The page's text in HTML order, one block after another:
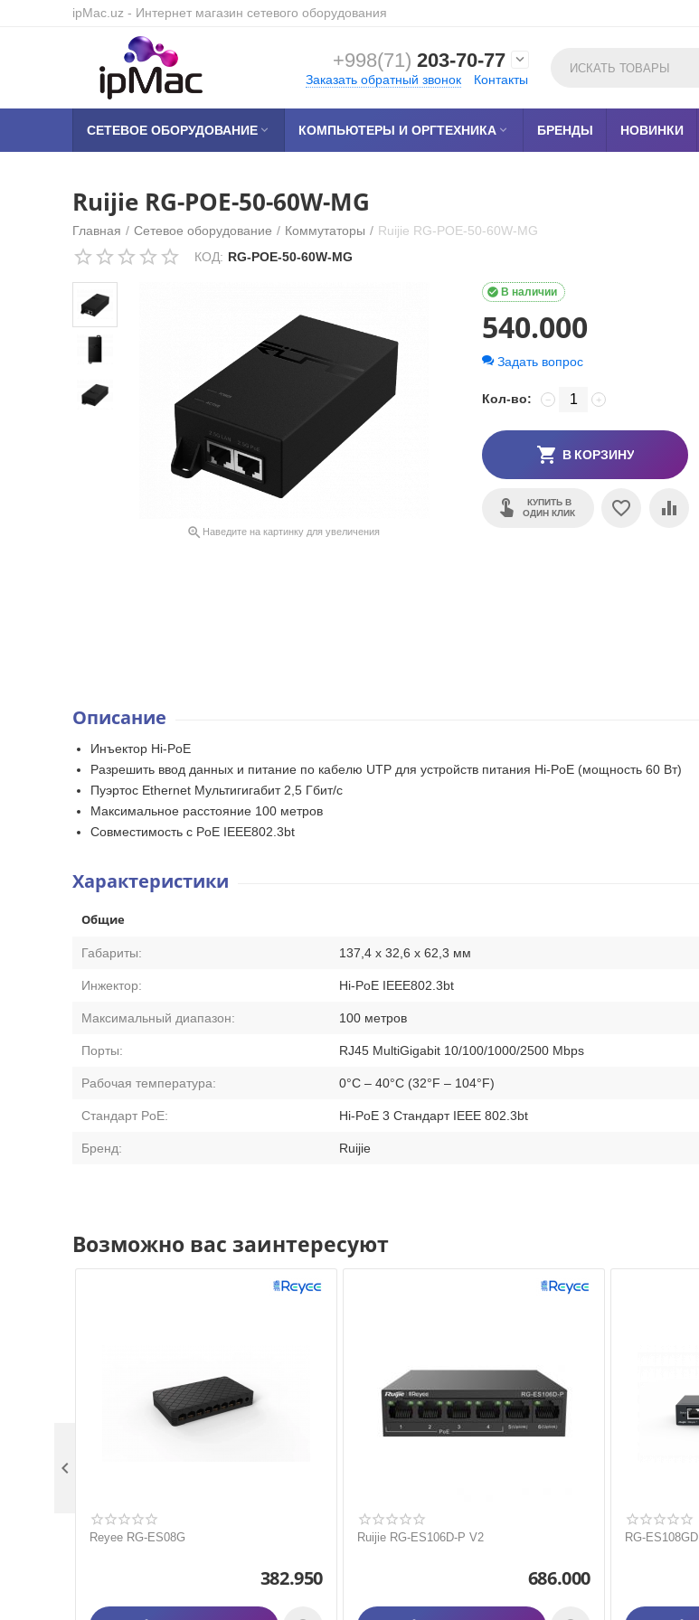
ipMac.uz - Интернет магазин сетевого оборудования
+998(71) 203-70-77 
Заказать обратный звонок Контакты
СЕТЕВОЕ ОБОРУДОВАНИЕ  КОМПЬЮТЕРЫ И ОРГТЕХНИКА  БРЕНДЫ НОВИНКИ
Ruijie RG-POE-50-60W-MG
Главная / Сетевое оборудование / Коммутаторы / Ruijie RG-POE-50-60W-MG
КОД: RG-POE-50-60W-MG
 Наведите на картинку для увеличения
В наличии

540.000
Задать вопрос
Кол-во: +
−
В КОРЗИНУ
КУПИТЬ В
ОДИН КЛИК
Описание
Инъектор Hi-PoE
Разрешить ввод данных и питание по кабелю UTP для устройств питания Hi-PoE (мощность 60 Вт)
Пуэртос Ethernet Мультигигабит 2,5 Гбит/с
Максимальное расстояние 100 метров
Совместимость с PoE IEEE802.3bt
Характеристики
Общие
Габариты: 137,4 х 32,6 х 62,3 мм
Инжектор: Hi-PoE IEEE802.3bt
Максимальный диапазон: 100 метров
Порты: RJ45 MultiGigabit 10/100/1000/2500 Mbps
Рабочая температура: 0°C – 40°C (32°F – 104°F)
Стандарт PoE: Hi-PoE 3 Стандарт IEEE 802.3bt
Бренд: Ruijie
Возможно вас заинтересуют
Reyee RG-ES08G
382.950
Ruijie RG-ES106D-P V2
686.000
RG-ES108GD
